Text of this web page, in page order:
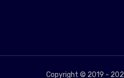
Copyright © 2019 -